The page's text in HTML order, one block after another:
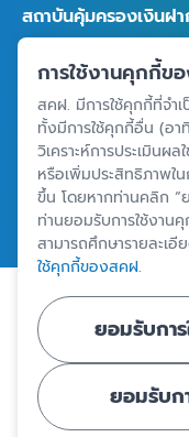
สถาบันคุ้มครองเงินฝ
อาคารเอสเจ อินฟินิท วั
ถนนวิภาวดีรังสิต แขวง
ศูนย์ข้อมูลคุ้มครองเงิ
ข้อตกลงและเงื่อนไขการใช้งา
นโยบายการใช้คุกกี้
© Copyright 2024 - สถา
Agency - All Rights
การใช้งานคุกกี้ข
สคฝ. มีการใช้คุกกี้ที่จำเ
ทั้งมีการใช้คุกกี้อื่น (อา
วิเคราะห์การประเมินผ
หรือเพิ่มประสิทธิภาพใน
ขึ้น โดยหากท่านคลิก “
ท่านยอมรับการใช้งาน
สามารถศึกษารายละเ
ใช้คุกกี้ของสคฝ.
ยอมรับกา
ยอมรับก